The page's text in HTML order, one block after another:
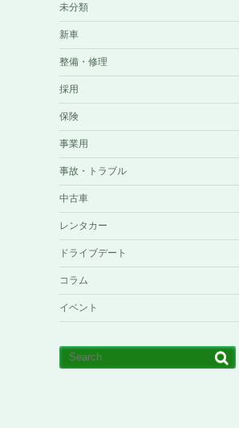
未分類
新車
整備・修理
採用
保険
事業用
事故・トラブル
中古車
レンタカー
ドライブデート
コラム
イベント